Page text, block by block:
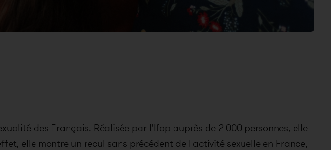
des Français. Réalisée par l'Ifop auprès de 2 000 personnes, elle
elle montre un recul sans précédent de l'activité sexuelle en France,